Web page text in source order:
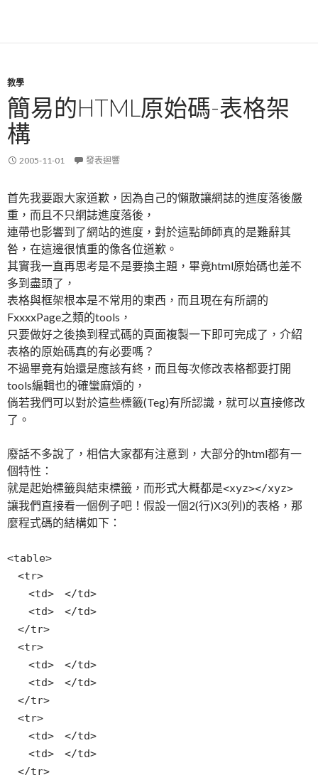
教學
簡易的HTML原始碼-表格架
構
2005-11-01 發表迴響
首先我要跟大家道歉，因為自己的懶散讓網誌的進度落後嚴
重，而且不只網誌進度落後，
連帶也影響到了網站的進度，對於這點師師真的是難辭其
咎，在這邊很慎重的像各位道歉。
其實我一直再思考是不是要換主題，畢竟html原始碼也差不
多到盡頭了，
表格與框架根本是不常用的東西，而且現在有所謂的
FxxxxPage之類的tools，
只要做好之後換到程式碼的頁面複製一下即可完成了，介紹
表格的原始碼真的有必要嗎？
不過畢竟有始還是應該有終，而且每次修改表格都要打開
tools編輯也的確蠻麻煩的，
倘若我們可以對於這些標籤(Teg)有所認識，就可以直接修改
了。
廢話不多說了，相信大家都有注意到，大部分的html都有一
個特性：
就是起始標籤與結束標籤，而形式大概都是<xyz></xyz>
讓我們直接看一個例子吧！假設一個2(行)X3(列)的表格，那
麼程式碼的結構如下：
<table>
<tr>
<td> </td>
<td> </td>
</tr>
<tr>
<td> </td>
<td> </td>
</tr>
<tr>
<td> </td>
<td> </td>
</tr>